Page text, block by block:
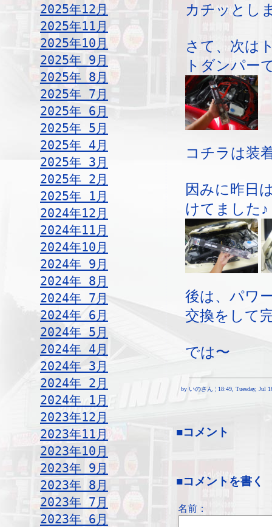
2025年12月
2025年11月
2025年10月
2025年 9月
2025年 8月
2025年 7月
2025年 6月
2025年 5月
2025年 4月
2025年 3月
2025年 2月
2025年 1月
2024年12月
2024年11月
2024年10月
2024年 9月
2024年 8月
2024年 7月
2024年 6月
2024年 5月
2024年 4月
2024年 3月
2024年 2月
2024年 1月
2023年12月
2023年11月
2023年10月
2023年 9月
2023年 8月
2023年 7月
2023年 6月
カチッとし
さて、次は
トダンパー
コチラは装
因みに昨日
けてました♪
後は、パワ
交換をして
では〜
by いのさん ¦ 18:49, Tuesday, Jul
■コメント
■コメントを書く
名前：